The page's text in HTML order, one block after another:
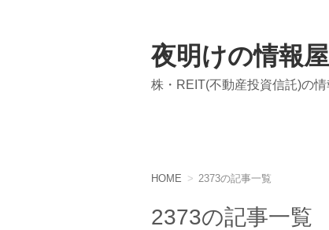
夜明けの情報屋
株・REIT(不動産投資信託)の
HOME 2373の記事一覧
2373の記事一覧